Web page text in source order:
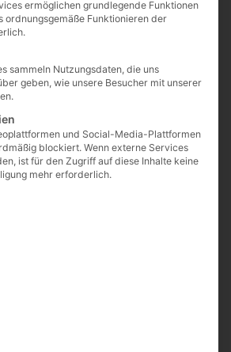
sich sehr gut für Fachwerkhäuser,
Innenausbau,
ermöglichen grundlegende Funktionen
ordnungsgemäße Funktionieren der
sammeln Nutzungsdaten, die uns
geben, wie unsere Besucher mit unserer
und Social-Media-Plattformen
blockiert. Wenn externe Services
ist für den Zugriff auf diese Inhalte keine
mehr erforderlich.